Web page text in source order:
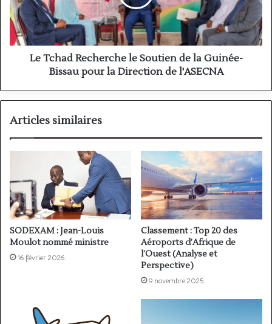
de
la
Guinée-
Bissau
pour
de
Le Tchad Recherche le Soutien de la Guinée-
Bissau pour la Direction de l'ASECNA
Articles similaires
SODEXAM : Jean-Louis
Moulot nommé ministre
16 février 2026
Classement : Top 20 des
Aéroports d’Afrique de
l’Ouest (Analyse et
Perspective)
9 novembre 2025